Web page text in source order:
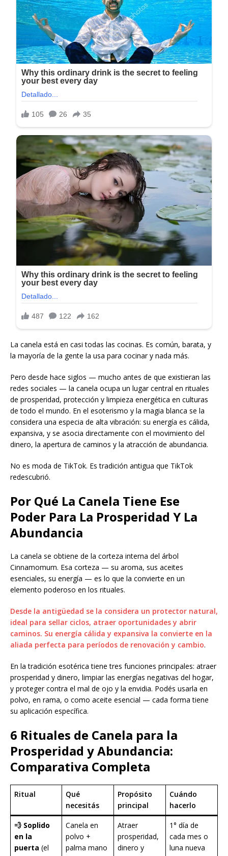
La canela está en casi todas las cocinas. Es común, barata, y
la mayoría de la gente la usa para cocinar y nada más.
Pero desde hace siglos — mucho antes de que existieran las
redes sociales — la canela ocupa un lugar central en rituales
de prosperidad, protección y limpieza energética en culturas
de todo el mundo. En el esoterismo y la magia blanca se la
considera una especia de alta vibración: su energía es cálida,
expansiva, y se asocia directamente con el movimiento del
dinero, la apertura de caminos y la atracción de abundancia.
No es moda de TikTok. Es tradición antigua que TikTok
redescubrió.
Por Qué La Canela Tiene Ese
Poder Para La Prosperidad Y La
Abundancia
La canela se obtiene de la corteza interna del árbol
Cinnamomum. Esa corteza — su aroma, sus aceites
esenciales, su energía — es lo que la convierte en un
elemento poderoso en los rituales.
Desde la antigüedad se la considera un protector natural,
ideal para sellar ciclos, atraer oportunidades y abrir
caminos. Su energía cálida y expansiva la convierte en la
aliada perfecta para períodos de renovación y cambio.
En la tradición esotérica tiene tres funciones principales: atraer
prosperidad y dinero, limpiar las energías negativas del hogar,
y proteger contra el mal de ojo y la envidia. Podés usarla en
polvo, en rama, o como aceite esencial — cada forma tiene
su aplicación específica.
6 Rituales de Canela para la
Prosperidad y Abundancia:
Comparativa Completa
Ritual
Qué
necesitás
Propósito
principal
Cuándo
hacerlo
💨 Soplido
en la
puerta (el
Canela en
polvo +
palma mano
Atraer
prosperidad,
dinero y
1° día de
cada mes o
luna nueva